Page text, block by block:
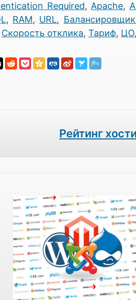
Required, Apache,
, RAM, URL,
Скорость отклика, Тариф,
Рейтинг